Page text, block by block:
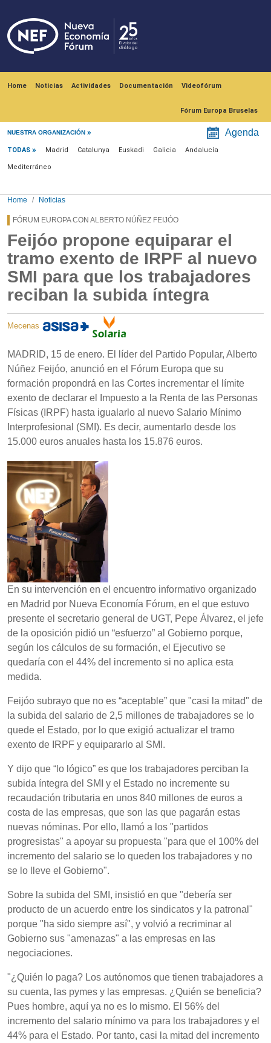
Home Noticias Actividades Documentación Videofórum
Fórum Europa Bruselas
NUESTRA ORGANIZACIÓN Agenda
Menú noticias
TODAS Madrid Catalunya Euskadi Galicia Andalucía
Mediterráneo
Home Noticias
FÓRUM EUROPA CON ALBERTO NÚÑEZ FEIJÓO
Feijóo propone equiparar el
tramo exento de IRPF al nuevo
SMI para que los trabajadores
reciban la subida íntegra
Mecenas
MADRID, 15 de enero. El líder del Partido Popular, Alberto
Núñez Feijóo, anunció en el Fórum Europa que su
formación propondrá en las Cortes incrementar el límite
exento de declarar el Impuesto a la Renta de las Personas
Físicas (IRPF) hasta igualarlo al nuevo Salario Mínimo
Interprofesional (SMI). Es decir, aumentarlo desde los
15.000 euros anuales hasta los 15.876 euros.
En su intervención en el encuentro informativo organizado
en Madrid por Nueva Economía Fórum, en el que estuvo
presente el secretario general de UGT, Pepe Álvarez, el jefe
de la oposición pidió un “esfuerzo” al Gobierno porque,
según los cálculos de su formación, el Ejecutivo se
quedaría con el 44% del incremento si no aplica esta
medida.
Feijóo subrayo que no es “aceptable” que "casi la mitad" de
la subida del salario de 2,5 millones de trabajadores se lo
quede el Estado, por lo que exigió actualizar el tramo
exento de IRPF y equipararlo al SMI.
Y dijo que “lo lógico” es que los trabajadores perciban la
subida íntegra del SMI y el Estado no incremente su
recaudación tributaria en unos 840 millones de euros a
costa de las empresas, que son las que pagarán estas
nuevas nóminas. Por ello, llamó a los "partidos
progresistas" a apoyar su propuesta "para que el 100% del
incremento del salario se lo queden los trabajadores y no
se lo lleve el Gobierno".
Sobre la subida del SMI, insistió en que "debería ser
producto de un acuerdo entre los sindicatos y la patronal"
porque "ha sido siempre así", y volvió a recriminar al
Gobierno sus "amenazas" a las empresas en las
negociaciones.
"¿Quién lo paga? Los autónomos que tienen trabajadores a
su cuenta, las pymes y las empresas. ¿Quién se beneficia?
Pues hombre, aquí ya no es lo mismo. El 56% del
incremento del salario mínimo va para los trabajadores y el
44% para el Estado. Por tanto, casi la mitad del incremento